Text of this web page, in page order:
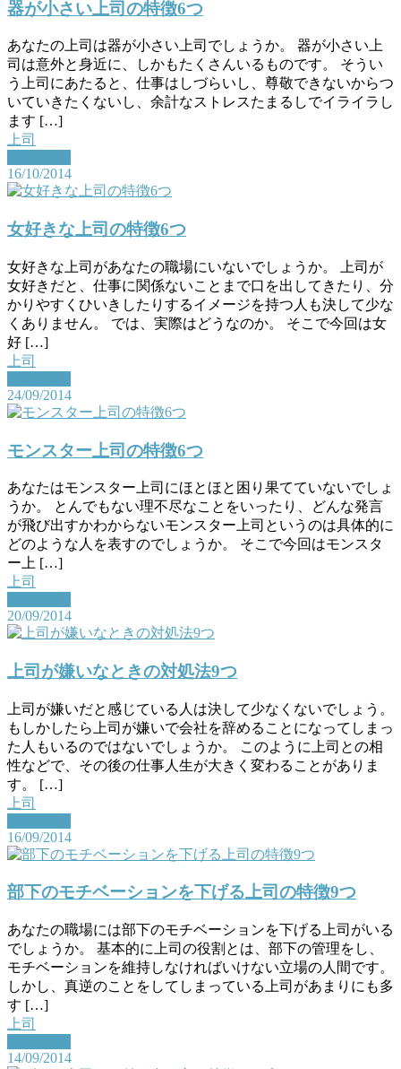
器が小さい上司の特徴6つ
あなたの上司は器が小さい上司でしょうか。 器が小さい上
司は意外と身近に、しかもたくさんいるものです。 そうい
う上司にあたると、仕事はしづらいし、尊敬できないからつ
いていきたくないし、余計なストレスたまるしでイライラし
ます […]
上司
16/10/2014
女好きな上司の特徴6つ
女好きな上司があなたの職場にいないでしょうか。 上司が
女好きだと、仕事に関係ないことまで口を出してきたり、分
かりやすくひいきしたりするイメージを持つ人も決して少な
くありません。 では、実際はどうなのか。 そこで今回は女
好 […]
上司
24/09/2014
モンスター上司の特徴6つ
あなたはモンスター上司にほとほと困り果てていないでしょ
うか。 とんでもない理不尽なことをいったり、どんな発言
が飛び出すかわからないモンスター上司というのは具体的に
どのような人を表すのでしょうか。 そこで今回はモンスタ
ー上 […]
上司
20/09/2014
上司が嫌いなときの対処法9つ
上司が嫌いだと感じている人は決して少なくないでしょう。
もしかしたら上司が嫌いで会社を辞めることになってしまっ
た人もいるのではないでしょうか。 このように上司との相
性などで、その後の仕事人生が大きく変わることがありま
す。 […]
上司
16/09/2014
部下のモチベーションを下げる上司の特徴9つ
あなたの職場には部下のモチベーションを下げる上司がいる
でしょうか。 基本的に上司の役割とは、部下の管理をし、
モチベーションを維持しなければいけない立場の人間です。
しかし、真逆のことをしてしまっている上司があまりにも多
す […]
上司
14/09/2014